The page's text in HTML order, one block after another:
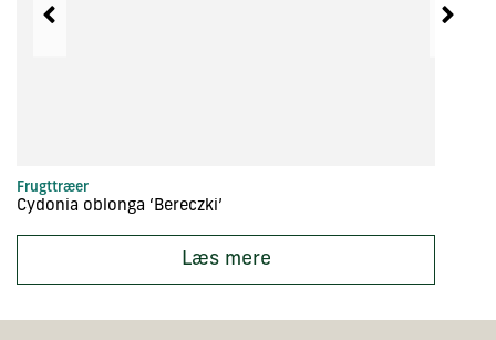
Frugttræer
Cydonia oblonga ‘Bereczki’
Læs mere